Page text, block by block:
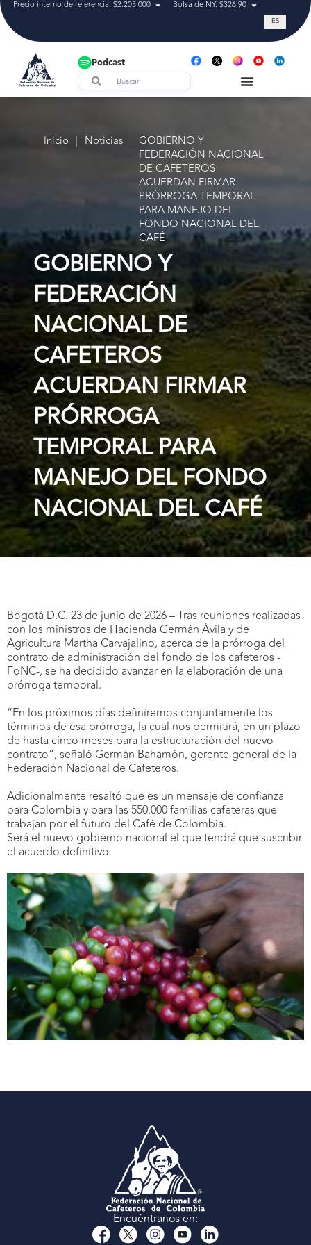
Precio interno de referencia: $2.205.000 Bolsa de NY: $326,90 Tasa de
ES
Podcast
Inicio | Noticias | GOBIERNO Y
FEDERACIÓN NACIONAL
DE CAFETEROS
ACUERDAN FIRMAR
PRÓRROGA TEMPORAL
PARA MANEJO DEL
FONDO NACIONAL DEL
CAFÉ
GOBIERNO Y
FEDERACIÓN
NACIONAL DE
CAFETEROS
ACUERDAN FIRMAR
PRÓRROGA
TEMPORAL PARA
MANEJO DEL FONDO
NACIONAL DEL CAFÉ
Bogotá D.C. 23 de junio de 2026 – Tras reuniones realizadas
con los ministros de Hacienda Germán Ávila y de
Agricultura Martha Carvajalino, acerca de la prórroga del
contrato de administración del fondo de los cafeteros -
FoNC-, se ha decidido avanzar en la elaboración de una
prórroga temporal.
“En los próximos días definiremos conjuntamente los
términos de esa prórroga, la cual nos permitirá, en un plazo
de hasta cinco meses para la estructuración del nuevo
contrato”, señaló Germán Bahamón, gerente general de la
Federación Nacional de Cafeteros.
Adicionalmente resaltó que es un mensaje de confianza
para Colombia y para las 550.000 familias cafeteras que
trabajan por el futuro del Café de Colombia.
Será el nuevo gobierno nacional el que tendrá que suscribir
el acuerdo definitivo.
Encuéntranos en: